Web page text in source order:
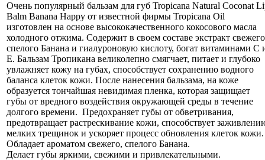
Очень популярный бальзам для губ Tropicana Natural Coconat
Balm Banana Happy от известной фирмы Tropicana Oil
изготовлен на основе высококачественного кокосового масла
холодного отжима. Содержит в своем составе экстракт
спелого Банана и гиалуроновую кислоту, богат витаминами С
Е. Бальзам Тропикана великолепно смягчает, питает и глубоко
увлажняет кожу на губах, способствует сохранению водного
баланса клеток кожи. После нанесения бальзама, на коже
образуется тончайшая невидимая пленка, которая защищает
губы от вредного воздействия окружающей среды в течение
долгого времени. Предохраняет губы от обветривания,
предотвращает растрескивание кожи, способствует
мелких трещинок и ускоряет процесс обновления клеток кожи.
Обладает ароматом свежего, спелого Банана.
Делает губы яркими, свежими и привлекательными.